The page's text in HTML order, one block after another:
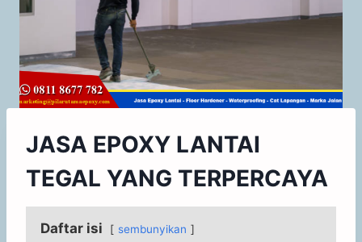
JASA EPOXY LANTAI
TEGAL YANG TERPERCAYA
Daftar isi sembunyikan